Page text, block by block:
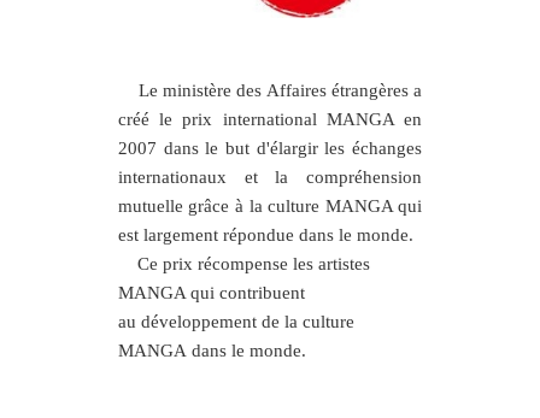
Le ministère des Affaires étrangères a
créé le prix international MANGA en
2007 dans le but d'élargir les échanges
internationaux et la compréhension
mutuelle grâce à la culture MANGA qui
est largement répondue dans le monde.
Ce prix récompense les artistes
MANGA qui contribuent
au développement de la culture
MANGA dans le monde.